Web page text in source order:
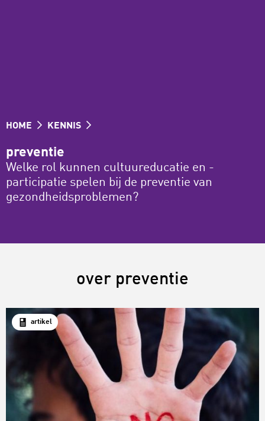
HOME KENNIS
preventie
Welke rol kunnen cultuureducatie en -
participatie spelen bij de preventie van
gezondheidsproblemen?
over preventie
artikel